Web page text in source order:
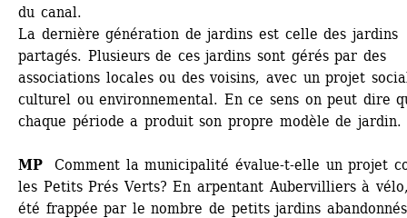
du canal.
La dernière génération de jardins est celle des jardins
partagés. Plusieurs de ces jardins sont gérés par des
associations locales ou des voisins, avec un projet
culturel ou environnemental. En ce sens on peut dire
chaque période a produit son propre modèle de jardin.
MP
Comment la municipalité évalue-t-elle un projet
les Petits Prés Verts? En arpentant Aubervilliers à
été frappée par le nombre de petits jardins abandonnés